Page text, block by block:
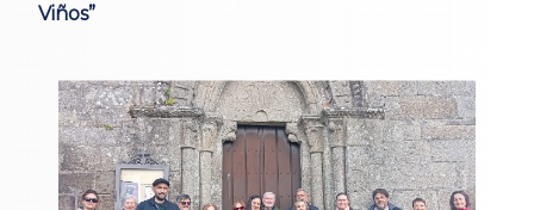
Viños”